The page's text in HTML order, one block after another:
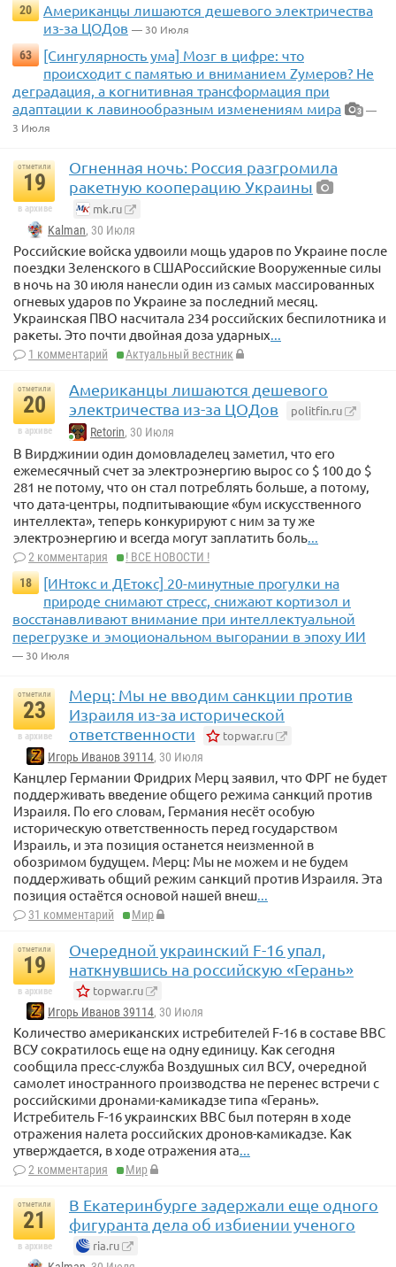
20
Американцы лишаются дешевого электричества
из-за ЦОДов — 30 Июля
63
[Сингулярность ума] Мозг в цифре: что
происходит с памятью и вниманием Zумеров? Не
деградация, а когнитивная трансформация при
адаптации к лавинообразным изменениям мира
3 —
3 Июля
отметили
19
в архиве
Огненная ночь: Россия разгромила
ракетную кооперацию Украины
mk.ru
Kalman, 30 Июля
Российские войска удвоили мощь ударов по Украине после
поездки Зеленского в СШАРоссийские Вооруженные силы
в ночь на 30 июля нанесли один из самых массированных
огневых ударов по Украине за последний месяц.
Украинская ПВО насчитала 234 российских беспилотника и
ракеты. Это почти двойная доза ударных...
1 комментарий Актуальный вестник
отметили
20
в архиве
Американцы лишаются дешевого
электричества из-за ЦОДов
politfin.ru
Retorin, 30 Июля
В Вирджинии один домовладелец заметил, что его
ежемесячный счет за электроэнергию вырос со $ 100 до $
281 не потому, что он стал потреблять больше, а потому,
что дата-центры, подпитывающие «бум искусственного
интеллекта», теперь конкурируют с ним за ту же
электроэнергию и всегда могут заплатить боль
2 комментария
! ВСЕ НОВОСТИ !
18
[ИНтокс и ДЕтокс] 20-минутные прогулки на
природе снимают стресс, снижают кортизол и
восстанавливают внимание при интеллектуальной
перегрузке и эмоциональном выгорании в эпоху ИИ
— 30 Июля
отметили
23
в архиве
Мерц: Мы не вводим санкции против
Израиля из-за исторической
ответственности
topwar.ru
Игорь Иванов 39114, 30 Июля
Канцлер Германии Фридрих Мерц заявил, что ФРГ не будет
поддерживать введение общего режима санкций против
Израиля. По его словам, Германия несёт особую
историческую ответственность перед государством
Израиль, и эта позиция останется неизменной в
обозримом будущем. Мерц: Мы не можем и не будем
поддерживать общий режим санкций против Израиля. Эта
позиция остаётся основой нашей внеш...
31 комментарий Мир
отметили
19
в архиве
Очередной украинский F-16 упал,
наткнувшись на российскую «Герань»
topwar.ru
Игорь Иванов 39114, 30 Июля
Количество американских истребителей F-16 в составе ВВС
ВСУ сократилось еще на одну единицу. Как сегодня
сообщила пресс-служба Воздушных сил ВСУ, очередной
самолет иностранного производства не перенес встречи с
российскими дронами-камикадзе типа «Герань».
Истребитель F-16 украинских ВВС был потерян в ходе
отражения налета российских дронов-камикадзе. Как
утверждается, в ходе отражения ата...
2 комментария Мир
отметили
21
в архиве
В Екатеринбурге задержали еще одного
фигуранта дела об избиении ученого
ria.ru